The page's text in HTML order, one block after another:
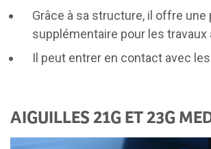
Grâce à sa structure, il offre
supplémentaire pour les travaux
Il peut entrer en contact avec
AIGUILLES 21G ET 23G